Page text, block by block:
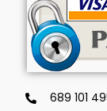
689 101